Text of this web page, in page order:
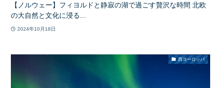
【ノルウェー】フィヨルドと静寂の湖で過ごす贅沢な時間 北欧
の大自然と文化に浸る...
2024年10月18日
西ヨーロッパ